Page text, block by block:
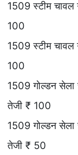
1509 स्टीम
100
1509 स्टीम
100
1509 गोल्डन
तेजी ₹ 100
1509 गोल्डन
तेजी ₹ 50